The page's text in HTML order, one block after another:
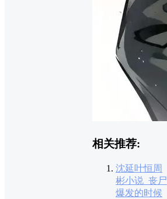
相关推荐:
沈延叶恒周
彬小说_丧尸
爆发的时候